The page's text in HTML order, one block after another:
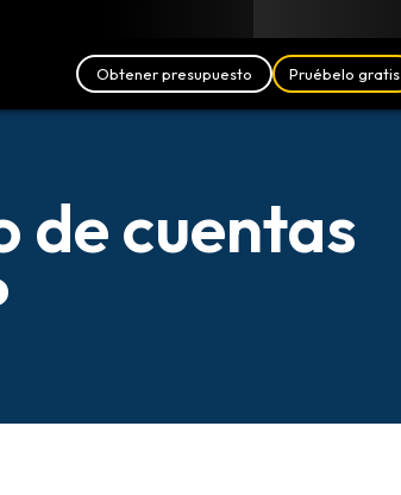
Obtener presupuesto Pruébelo gratis
de cuentas